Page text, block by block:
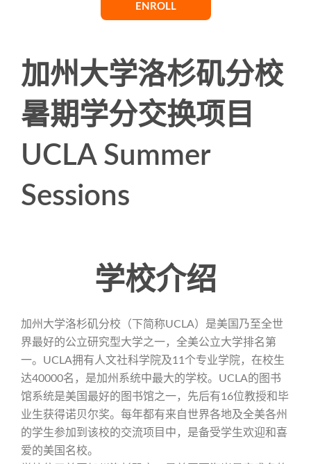
ENROLL
加州大学洛杉矶分校
暑期学分交换项目
UCLA Summer
Sessions
学校介绍
加州大学洛杉矶分校（下简称UCLA）是美国乃至全世
界最好的公立研究型大学之一，全美公立大学排名第
一。UCLA拥有人文社科学院及11个专业学院，在校生
达40000名，是加州系统中最大的学校。UCLA的图书
馆系统是美国最好的图书馆之一，先后有16位教授和毕
业生获得诺贝尔奖。每年都有来自世界各地及全美各州
的学生参加到该校的交流项目中，是备受学生欢迎和喜
爱的美国名校。